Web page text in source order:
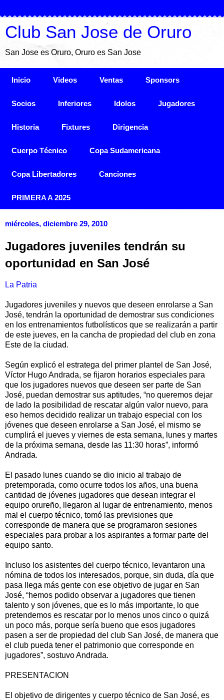
Club San Jose de Oruro
San Jose es Oruro, Oruro es San Jose
Inicio Videos Ventas Sponsors
Socios Inferiores Idolos Jugadores
Historia Fixtures Dirigencia
Cuerpo Técnico Copa Sudamericana
Copa Libertadores Canciones
PRIMERA A 2025
miércoles, diciembre 29, 2010
Jugadores juveniles tendrán su
oportunidad en San José
La Patria
Jugadores juveniles y nuevos que deseen enrolarse a San
José, tendrán la oportunidad de demostrar sus condiciones
en los entrenamientos futbolísticos que se realizarán a partir
de este jueves, en la cancha de propiedad del club en zona
Este de la ciudad.
Según explicó el estratega del primer plantel de San José,
Víctor Hugo Andrada, se fijaron horarios especiales para
que los jugadores nuevos que deseen ser parte de San
José, puedan demostrar sus aptitudes, “no queremos dejar
de lado la posibilidad de rescatar algún valor nuevo, para
eso hemos decidido realizar un trabajo especial con los
jóvenes que deseen enrolarse a San José, el mismo se
cumplirá el jueves y viernes de esta semana, lunes y martes
de la próxima semana, desde las 11:30 horas”, informó
Andrada.
El pasado lunes cuando se dio inicio al trabajo de
pretemporada, como ocurre todos los años, una buena
cantidad de jóvenes jugadores que desean integrar el
equipo orureño, llegaron al lugar de entrenamiento, menos
mal el cuerpo técnico, tomó las previsiones que
corresponde de manera que se programaron sesiones
especiales para probar a los aspirantes a formar parte del
equipo santo.
Incluso los asistentes del cuerpo técnico, levantaron una
nómina de todos los interesados, porque, sin duda, día que
pasa llega más gente con ese objetivo de jugar en San
José, “hemos podido observar a jugadores que tienen
talento y son jóvenes, que es lo más importante, lo que
pretendemos es rescatar por lo menos unos cinco o quizá
un poco más, porque sería bueno que esos jugadores
pasen a ser de propiedad del club San José, de manera que
el club pueda tener el patrimonio que corresponde en
jugadores”, sostuvo Andrada.
PRESENTACION
El objetivo de dirigentes y cuerpo técnico de San José, es